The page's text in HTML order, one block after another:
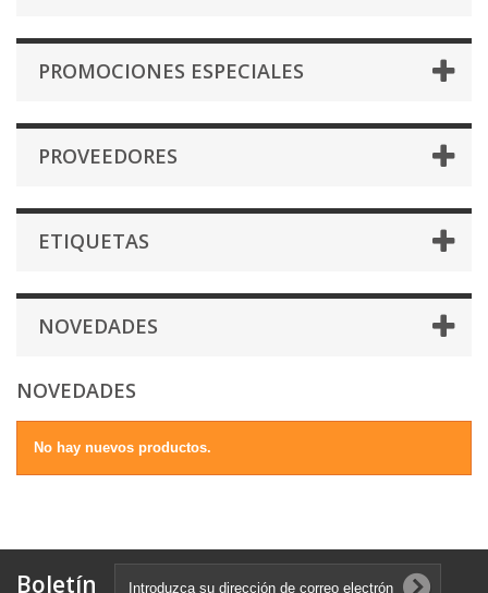
PROMOCIONES ESPECIALES
PROVEEDORES
ETIQUETAS
NOVEDADES
NOVEDADES
No hay nuevos productos.
Boletín